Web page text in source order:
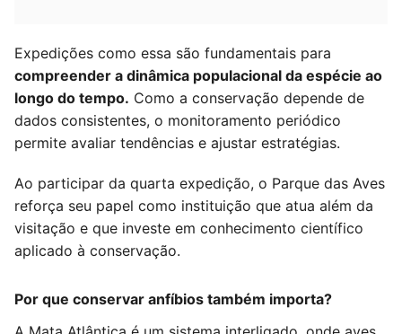
Expedições como essa são fundamentais para
compreender a dinâmica populacional da espécie ao
longo do tempo. Como a conservação depende de
dados consistentes, o monitoramento periódico
permite avaliar tendências e ajustar estratégias.
Ao participar da quarta expedição, o Parque das Aves
reforça seu papel como instituição que atua além da
visitação e que investe em conhecimento científico
aplicado à conservação.
Por que conservar anfíbios também importa?